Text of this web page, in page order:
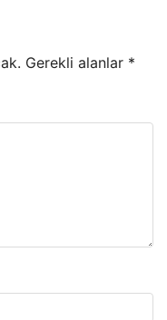
Gerekli alanlar *